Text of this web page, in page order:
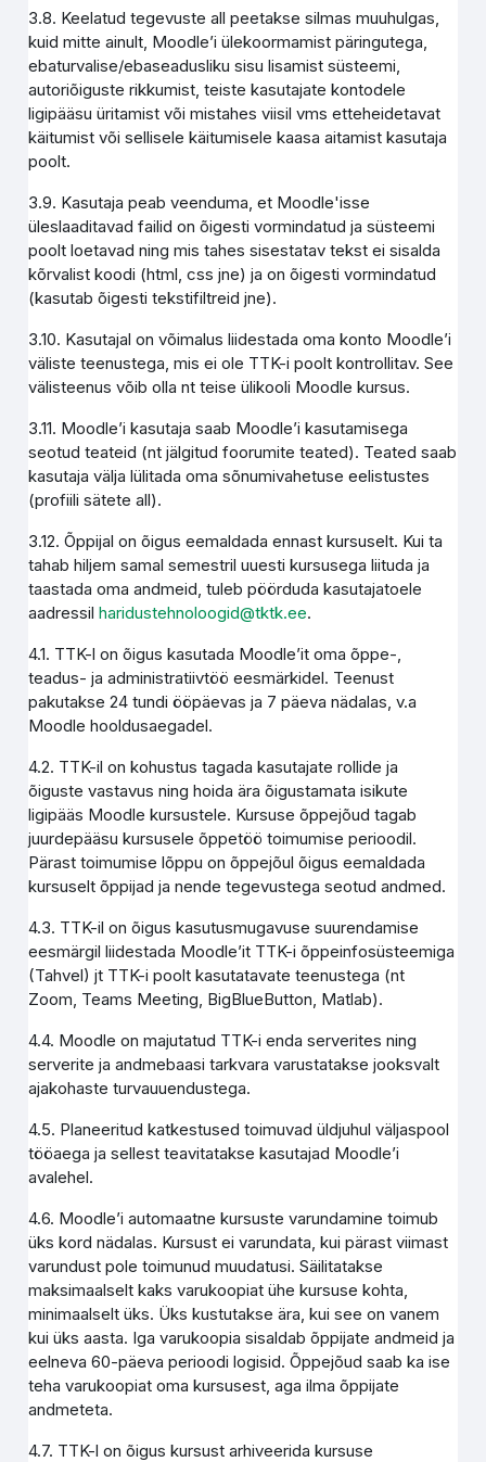
3.8. Keelatud tegevuste all peetakse silmas muuhulgas,
kuid mitte ainult, Moodle’i ülekoormamist päringutega,
ebaturvalise/ebaseadusliku sisu lisamist süsteemi,
autoriõiguste rikkumist, teiste kasutajate kontodele
ligipääsu üritamist või mistahes viisil vms etteheidetavat
käitumist või sellisele käitumisele kaasa aitamist kasutaja
poolt.
3.9. Kasutaja peab veenduma, et Moodle'isse
üleslaaditavad failid on õigesti vormindatud ja süsteemi
poolt loetavad ning mis tahes sisestatav tekst ei sisalda
kõrvalist koodi (html, css jne) ja on õigesti vormindatud
(kasutab õigesti tekstifiltreid jne).
3.10. Kasutajal on võimalus liidestada oma konto Moodle’i
väliste teenustega, mis ei ole TTK-i poolt kontrollitav. See
välisteenus võib olla nt teise ülikooli Moodle kursus.
3.11. Moodle’i kasutaja saab Moodle’i kasutamisega
seotud teateid (nt jälgitud foorumite teated). Teated saab
kasutaja välja lülitada oma sõnumivahetuse eelistustes
(profiili sätete all).
3.12. Õppijal on õigus eemaldada ennast kursuselt. Kui ta
tahab hiljem samal semestril uuesti kursusega liituda ja
taastada oma andmeid, tuleb pöörduda kasutajatoele
aadressilharidustehnoloogid@tktk.ee.
4.1. TTK-l on õigus kasutada Moodle’it oma õppe-,
teadus- ja administratiivtöö eesmärkidel. Teenust
pakutakse 24 tundi ööpäevas ja 7 päeva nädalas, v.a
Moodle hooldusaegadel.
4.2. TTK-il on kohustus tagada kasutajate rollide ja
õiguste vastavus ning hoida ära õigustamata isikute
ligipääs Moodle kursustele. Kursuse õppejõud tagab
juurdepääsu kursusele õppetöö toimumise perioodil.
Pärast toimumise lõppu on õppejõul õigus eemaldada
kursuselt õppijad ja nende tegevustega seotud andmed.
4.3. TTK-il on õigus kasutusmugavuse suurendamise
eesmärgil liidestada Moodle’it TTK-i õppeinfosüsteemiga
(Tahvel) jt TTK-i poolt kasutatavate teenustega (nt
Zoom, Teams Meeting, BigBlueButton, Matlab).
4.4. Moodle on majutatud TTK-i enda serverites ning
serverite ja andmebaasi tarkvara varustatakse jooksvalt
ajakohaste turvauuendustega.
4.5. Planeeritud katkestused toimuvad üldjuhul väljaspool
tööaega ja sellest teavitatakse kasutajad Moodle’i
avalehel.
4.6. Moodle’i automaatne kursuste varundamine toimub
üks kord nädalas. Kursust ei varundata, kui pärast viimast
varundust pole toimunud muudatusi. Säilitatakse
maksimaalselt kaks varukoopiat ühe kursuse kohta,
minimaalselt üks. Üks kustutakse ära, kui see on vanem
kui üks aasta. Iga varukoopia sisaldab õppijate andmeid ja
eelneva 60-päeva perioodi logisid. Õppejõud saab ka ise
teha varukoopiat oma kursusest, aga ilma õppijate
andmeteta.
4.7. TTK-l on õigus kursust arhiveerida kursuse